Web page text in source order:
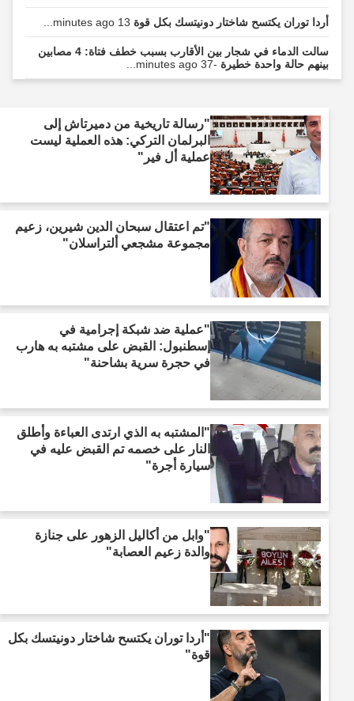
أردا توران يكتسح شاختار دونيتسك بكل قوة13 minutes ago...
سالت الدماء في شجار بين الأقارب بسبب خطف فتاة: 4 مصابين
بينهم حالة واحدة خطيرة-37 minutes ago...
"رسالة تاريخية من دميرتاش إلى
البرلمان التركي: هذه العملية ليست
عملية أل فير"
"تم اعتقال سبحان الدين شيرين، زعيم
مجموعة مشجعي ألتراسلان"
"عملية ضد شبكة إجرامية في
إسطنبول: القبض على مشتبه به هارب
في حجرة سرية بشاحنة"
"المشتبه به الذي ارتدى العباءة وأطلق
النار على خصمه تم القبض عليه في
سيارة أجرة"
"وابل من أكاليل الزهور على جنازة
والدة زعيم العصابة"
"أردا توران يكتسح شاختار دونيتسك بكل
قوة"